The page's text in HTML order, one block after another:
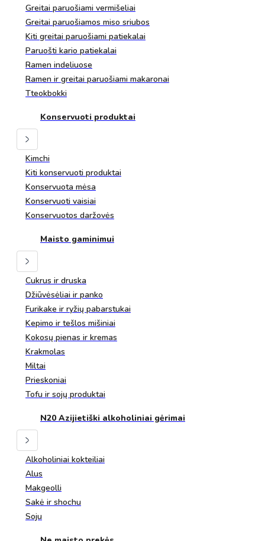
Greitai paruošiami vermišeliai
Greitai paruošiamos miso sriubos
Kiti greitai paruošiami patiekalai
Paruošti kario patiekalai
Ramen indeliuose
Ramen ir greitai paruošiami makaronai
Tteokbokki
Konservuoti produktai
Kimchi
Kiti konservuoti produktai
Konservuota mėsa
Konservuoti vaisiai
Konservuotos daržovės
Maisto gaminimui
Cukrus ir druska
Džiūvėsėliai ir panko
Furikake ir ryžių pabarstukai
Kepimo ir tešlos mišiniai
Kokosų pienas ir kremas
Krakmolas
Miltai
Prieskoniai
Tofu ir sojų produktai
N20 Azijietiški alkoholiniai gėrimai
Alkoholiniai kokteiliai
Alus
Makgeolli
Sakė ir shochu
Soju